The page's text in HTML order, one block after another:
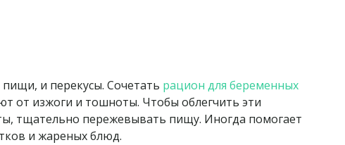
и перекусы. Сочетать рацион для беременных
от изжоги и тошноты. Чтобы облегчить эти
тщательно пережевывать пищу. Иногда помогает
и жареных блюд.